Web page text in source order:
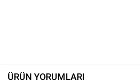
ÜRÜN YORUMLARI